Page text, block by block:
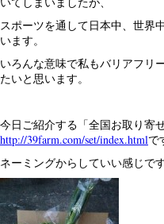
スポーツを通して日本中、世界
います。
いろんな意味で私もバリアフリ
たいと思います。
今日ご紹介する「全国お取り寄
http://39farm.com/set/index.htmlで
ネーミングからしていい感じで